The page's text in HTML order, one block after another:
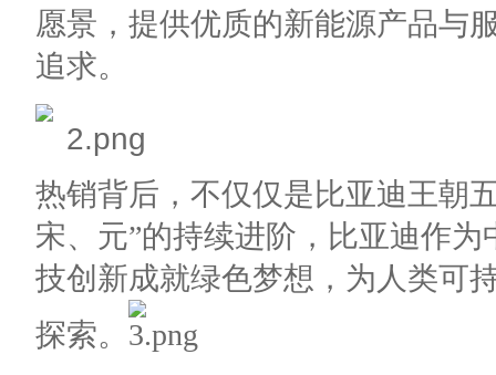
愿景，提供优质的新能源产品与
追求。
热销背后，不仅仅是比亚迪王朝
宋、元”的持续进阶，比亚迪作
技创新成就绿色梦想，为人类可
探索。